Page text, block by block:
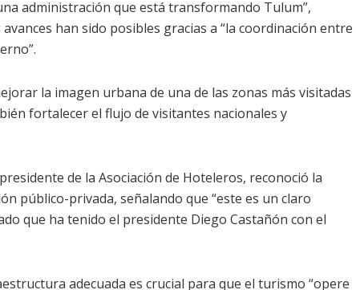
administración que está transformando Tulum”,
han sido posibles gracias a “la coordinación entre
la imagen urbana de una de las zonas más visitadas
fortalecer el flujo de visitantes nacionales y
de la Asociación de Hoteleros, reconoció la
público-privada, señalando que “este es un claro
que ha tenido el presidente Diego Castañón con el
adecuada es crucial para que el turismo “opere